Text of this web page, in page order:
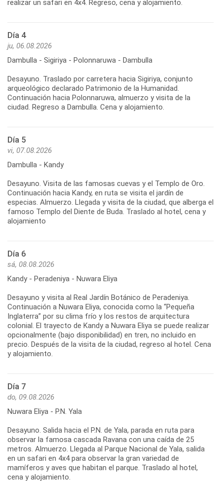
Día 4
ju, 06.08.2026
Dambulla - Sigiriya - Polonnaruwa - Dambulla
Desayuno. Traslado por carretera hacia Sigiriya, conjunto
arqueológico declarado Patrimonio de la Humanidad.
Continuación hacia Polonnaruwa, almuerzo y visita de la
Día 5
vi, 07.08.2026
Dambulla - Kandy
Desayuno. Visita de las famosas cuevas y el Templo de Oro.
Continuación hacia Kandy, en ruta se visita el jardín de
especias. Almuerzo. Llegada y visita de la ciudad, que alberga el
famoso Templo del Diente de Buda. Traslado al hotel, cena y
Día 6
sá, 08.08.2026
Kandy - Peradeniya - Nuwara Eliya
Desayuno y visita al Real Jardín Botánico de Peradeniya.
Continuación a Nuwara Eliya, conocida como la “Pequeña
Inglaterra” por su clima frío y los restos de arquitectura
colonial. El trayecto de Kandy a Nuwara Eliya se puede realizar
opcionalmente (bajo disponibilidad) en tren, no incluido en
precio. Después de la visita de la ciudad, regreso al hotel. Cena
Día 7
do, 09.08.2026
Nuwara Eliya - P.N. Yala
Desayuno. Salida hacia el P.N. de Yala, parada en ruta para
observar la famosa cascada Ravana con una caída de 25
metros. Almuerzo. Llegada al Parque Nacional de Yala, salida
en un safari en 4x4 para observar la gran variedad de
mamíferos y aves que habitan el parque. Traslado al hotel,